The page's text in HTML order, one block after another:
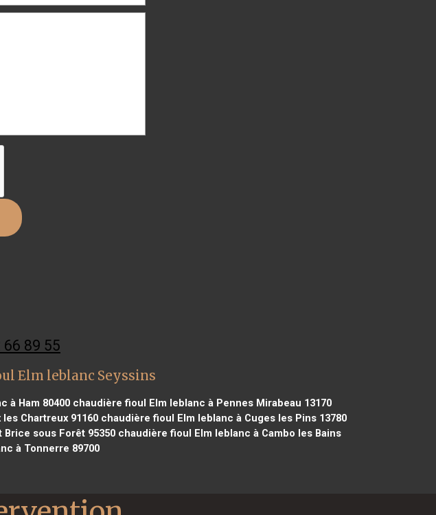
66 89 55
Elm leblanc Seyssins
à Ham 80400 chaudière fioul Elm leblanc à Pennes Mirabeau 13170
Chartreux 91160chaudière fioul Elm leblanc à Cuges les Pins 13780
sous Forêt 95350chaudière fioul Elm leblanc à Cambo les Bains
à Tonnerre 89700